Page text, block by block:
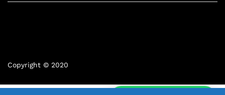
Copyright © 2020